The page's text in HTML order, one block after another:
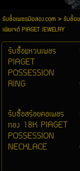
รับซื้อเพชรมือสอง.com> รับซื้อ
เพียเจต์ PIAGET JEWELRY
รับซื้อแหวนเพชร
PIAGET
POSSESSION
RING
รับซื้อสร้อยคอเพชร
ทอง 18K PIAGET
POSSESSION
NECKLACE